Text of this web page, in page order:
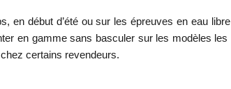
en début d’été ou sur les épreuves en eau
en gamme sans basculer sur les modèles
certains revendeurs.